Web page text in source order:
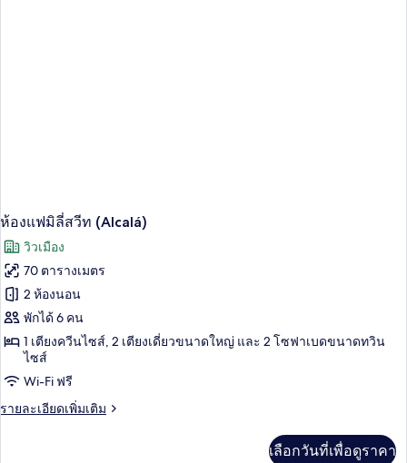
ห้องแฟมิลี่สวีท (Alcalá)
วิวเมือง
70 ตารางเมตร
2 ห้องนอน
พักได้ 6 คน
1 เตียงควีนไซส์, 2 เตียงเดี่ยวขนาดใหญ่ และ 2 โซฟาเบดขนาดทวิน
ไซส์
Wi-Fi ฟรี
รายละเอียดเพิ่มเติม
ราย
เลือกวันที่เพื่อดูราคา